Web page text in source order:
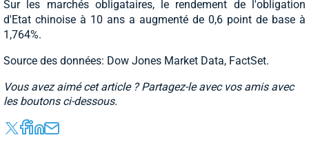
Sur les marchés obligataires, le rendement de l'obligation
d'Etat chinoise à 10 ans a augmenté de 0,6 point de base à
1,764%.
Source des données: Dow Jones Market Data, FactSet.
Vous avez aimé cet article ? Partagez-le avec vos amis avec
les boutons ci-dessous.